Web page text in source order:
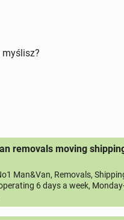
myślisz?
removals moving
Man&Van, Removals,
6 days a week,